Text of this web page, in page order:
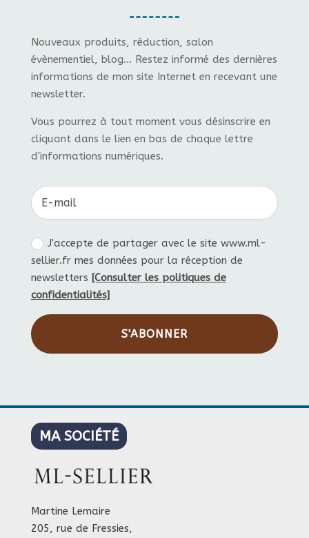
Nouveaux produits, réduction, salon
évènementiel, blog... Restez informé des dernières
informations de mon site Internet en recevant une
newsletter.
Vous pourrez à tout moment vous désinscrire en
cliquant dans le lien en bas de chaque lettre
d'informations numériques.
J'accepte de partager avec le site www.ml-
sellier.fr mes données pour la réception de
newsletters [Consulter les politiques de
confidentialités]
S'ABONNER
MA SOCIÉTÉ
Martine Lemaire
205, rue de Fressies,